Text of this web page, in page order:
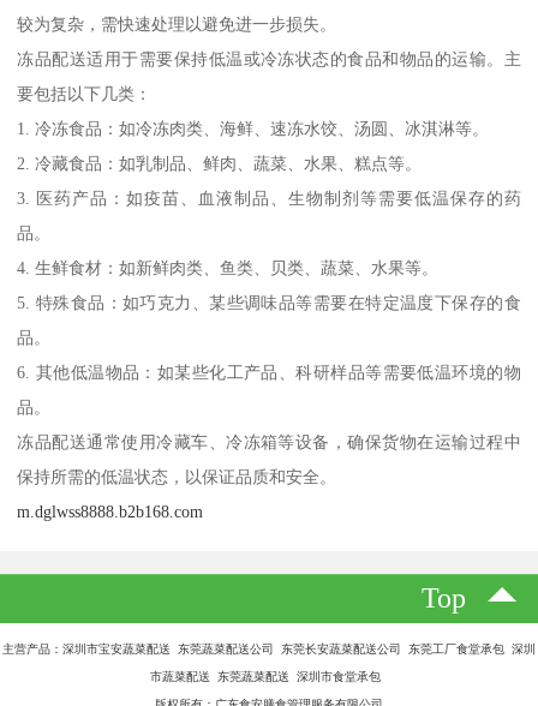
较为复杂，需快速处理以避免进一步损失。
冻品配送适用于需要保持低温或冷冻状态的食品和物品的运输。主
要包括以下几类：
1. 冷冻食品：如冷冻肉类、海鲜、速冻水饺、汤圆、冰淇淋等。
2. 冷藏食品：如乳制品、鲜肉、蔬菜、水果、糕点等。
3. 医药产品：如疫苗、血液制品、生物制剂等需要低温保存的药
品。
4. 生鲜食材：如新鲜肉类、鱼类、贝类、蔬菜、水果等。
5. 特殊食品：如巧克力、某些调味品等需要在特定温度下保存的食
品。
6. 其他低温物品：如某些化工产品、科研样品等需要低温环境的物
品。
冻品配送通常使用冷藏车、冷冻箱等设备，确保货物在运输过程中
保持所需的低温状态，以保证品质和安全。
m.dglwss8888.b2b168.com
Top
主营产品：深圳市宝安蔬菜配送 东莞蔬菜配送公司 东莞长安蔬菜配送公司 东莞工厂食堂承包 深圳
市蔬菜配送 东莞蔬菜配送 深圳市食堂承包